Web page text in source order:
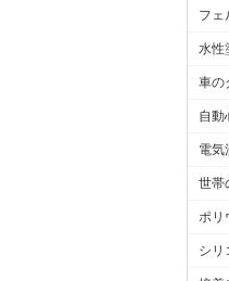
フェ
水性
車の
自動
電気
世帯
ポリ
シリ